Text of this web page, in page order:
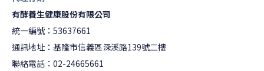
有酵養生健康股份有限公司
統一編號：53637661
通訊地址：基隆市信義區深溪路139號二樓
聯絡電話：02-24665661